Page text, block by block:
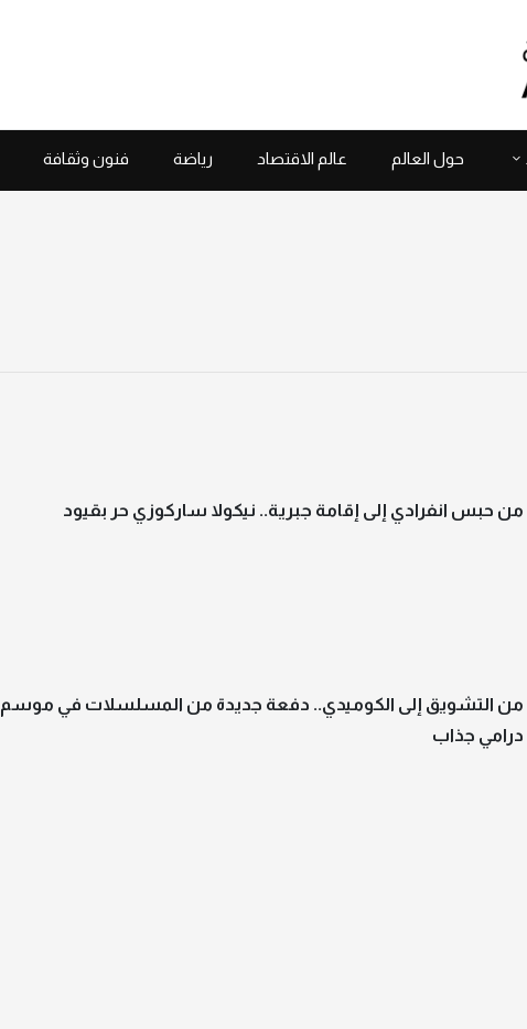
حول العالم عالم الاقتصاد رياضة فنون وثقافة
من حبس انفرادي إلى إقامة جبرية.. نيكولا ساركوزي حر بقيود
من التشويق إلى الكوميدي.. دفعة جديدة من المسلسلات في موسم
درامي جذاب